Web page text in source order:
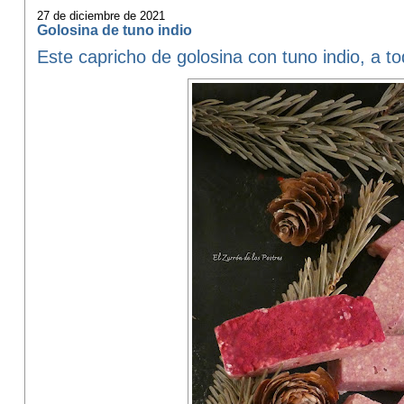
27 de diciembre de 2021
Golosina de tuno indio
Este capricho de golosina con tuno indio, a